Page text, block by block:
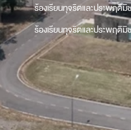
ร้องเรียนทุจริตและประพฤติ
ร้องเรียนทุจริตและประพฤติ